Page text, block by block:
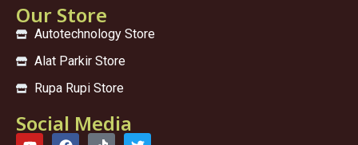
Our Store
Autotechnology Store
Alat Parkir Store
Rupa Rupi Store
Social Media